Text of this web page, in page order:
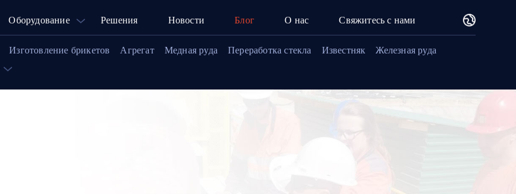
Оборудование Решения Новости Блог О нас Свяжитесь с нами
Изготовление брикетов Агрегат Медная руда Переработка стекла Известняк
Железная руда